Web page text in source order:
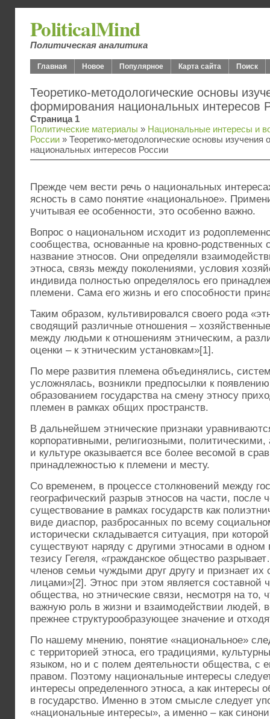
PoliticalMind
Политическая аналитика
Главная Новое Популярное Карта сайта Поиск
Теоретико-методологические основы
формирования национальных интересов
Страница 1
Политические материалы » Национальные интересы и
России » Теоретико-методологические основы
национальных интересов России
Прежде чем вести речь о национальных
ясность в само понятие «национальное».
учитывая ее особенности, это особенно важно.
Вопрос о национальном исходит из
сообщества, основанные на кровно-родственных
название этносов. Они определяли
этноса, связь между поколениями, условия
индивида полностью определялось его
племени. Сама его жизнь и его способности
Таким образом, культивировался своего рода
сводящий различные отношения –
между людьми к отношениям этническим, а
оценки – к этническим установкам»[1].
По мере развития племена объединялись,
усложнялась, возникли предпосылки к
образованием государства на смену этносу
племен в рамках общих пространств.
В дальнейшем этнические признаки
корпоративными, религиозными, политическими,
и культуре оказывается все более весомой в
принадлежностью к племени и месту.
Со временем, в процессе столкновений между
географический разрыв этносов на части, после
существование в рамках государств как
виде диаспор, разбросанных по всему
исторически складывается ситуация, при
существуют наряду с другими этносами в одном
тезису Гегеля, «гражданское общество
членов семьи чуждыми друг другу и признает их
лицами»[2]. Этнос при этом является составной
общества, но этнические связи, несмотря на то,
важную роль в жизни и взаимодействии людей,
прежнее структурообразующее значение и
По нашему мнению, понятие «национальное»
с территорией этноса, его традициями,
языком, но и с полем деятельности общества, с
правом. Поэтому национальные интересы
интересы определенного этноса, а как интересы
в государство. Именно в этом смысле следует
«национальные интересы», а именно – как